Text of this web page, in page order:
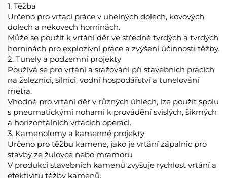
1. Těžba
Určeno pro vrtací práce v uhelných dolech, kovových
dolech a nekovech horninách.
Může se použít k vrtání děr ve středně tvrdých a tvrdých
horninách pro explozivní práce a zvýšení účinnosti těžby.
2. Tunely a podzemní projekty
Používá se pro vrtání a sražování při stavebních pracích
na železnici, silnici, vodní hospodářství a tunelování
metra.
Vhodné pro vrtání děr v různých úhlech, lze použít spolu
s pneumatickými nohami k provádění svislých, šikmých
a horizontálních vrtacích operací.
3. Kamenolomy a kamenné projekty
Určeno pro těžbu kamene, jako je vrtání zápalnic pro
stavby ze žulovce nebo mramoru.
V produkci stavebních kamenů zvyšuje rychlost vrtání a
efektivitu těžby kamenů.